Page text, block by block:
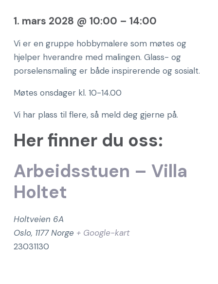
1. mars 2028 @ 10:00 – 14:00
Vi er en gruppe hobbymalere som møtes og
hjelper hverandre med malingen. Glass- og
porselensmaling er både inspirerende og sosialt.
Møtes onsdager kl. 10-14.00
Vi har plass til flere, så meld deg gjerne på.
Her finner du oss:
Arbeidsstuen – Villa
Holtet
Holtveien 6A
Oslo, 1177 Norge + Google-kart
23031130